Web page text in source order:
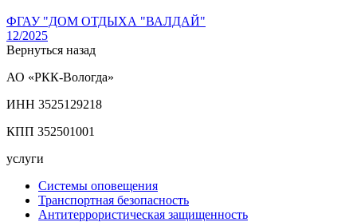
ФГАУ "ДОМ ОТДЫХА "ВАЛДАЙ"
12/2025
Вернуться назад
АО «РКК-Вологда»
ИНН 3525129218
КПП 352501001
услуги
Системы оповещения
Транспортная безопасность
Антитеррористическая защищенность